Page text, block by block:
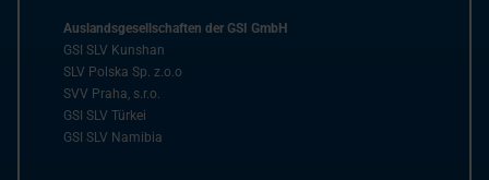
Auslandsgesellschaften der GSI GmbH
GSI SLV Kunshan
SLV Polska Sp. z.o.o
SVV Praha, s.r.o.
GSI SLV Türkei
GSI SLV Namibia